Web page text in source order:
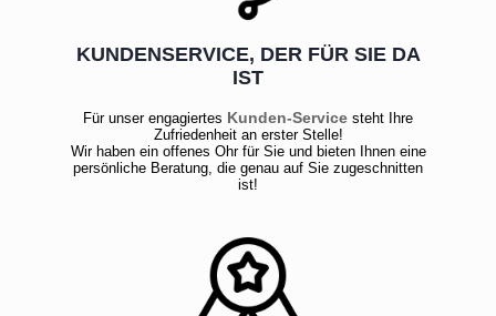
KUNDENSERVICE, DER FÜR SIE DA
IST
Für unser engagiertes Kunden-Service steht Ihre
Zufriedenheit an erster Stelle!
Wir haben ein offenes Ohr für Sie und bieten Ihnen eine
persönliche Beratung, die genau auf Sie zugeschnitten
ist!